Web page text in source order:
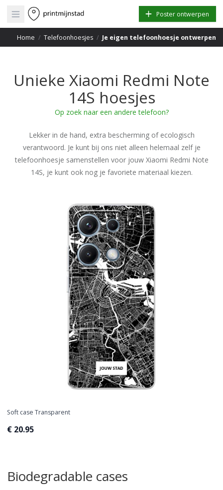
Open main menu Poster ontwerpen
Home / Telefoonhoesjes / Je eigen telefoonhoesje ontwerpen
Unieke Xiaomi Redmi Note
14S hoesjes
Op zoek naar een andere telefoon?
Lekker in de hand, extra bescherming of ecologisch
verantwoord. Je kunt bij ons niet alleen helemaal zelf je
telefoonhoesje samenstellen voor jouw Xiaomi Redmi Note
14S, je kunt ook nog je favoriete materiaal kiezen.
Soft case Transparent
€ 20.95
Biodegradable cases